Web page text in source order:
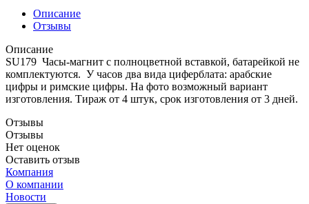
Описание
Отзывы
Описание
SU179 Часы-магнит с полноцветной вставкой, батарейкой не
комплектуются. У часов два вида циферблата: арабские
цифры и римские цифры. На фото возможный вариант
изготовления. Тираж от 4 штук, срок изготовления от 3 дней.
Отзывы
Отзывы
Нет оценок
Оставить отзыв
Компания
О компании
Новости